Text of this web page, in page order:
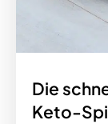
Die
Keto-